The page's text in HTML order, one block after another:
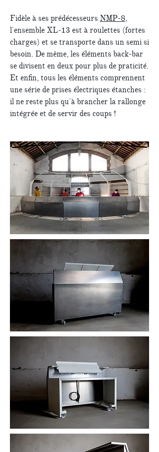
Fidèle à ses prédécesseurs NMP-8,
l'ensemble XL-13 est à roulettes (fortes
charges) et se transporte dans un semi si
besoin. De même, les éléments back-bar
se divisent en deux pour plus de praticité.
Et enfin, tous les éléments comprennent
une série de prises électriques étanches :
il ne reste plus qu'à brancher la rallonge
intégrée et de servir des coups !